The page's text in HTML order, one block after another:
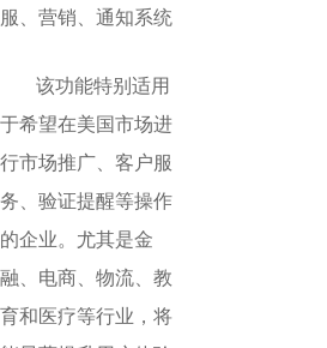
服、营销、通知系统
该功能特别适用
于希望在美国市场进
行市场推广、客户服
务、验证提醒等操作
的企业。尤其是金
融、电商、物流、教
育和医疗等行业，将